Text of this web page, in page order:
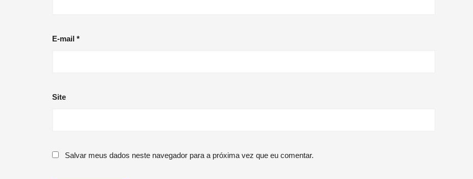
E-mail *
Site
Salvar meus dados neste navegador para a próxima vez que eu comentar.